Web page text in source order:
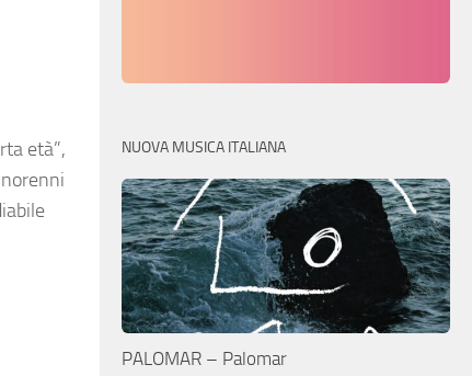
età”,
NUOVA MUSICA ITALIANA
PALOMAR – Palomar